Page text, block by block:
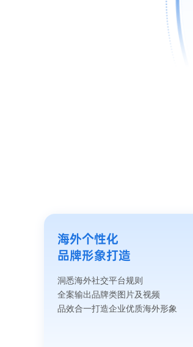
海外个性化
品牌形象打造
洞悉海外社交平台规则
全案输出品牌类图片及视频
品效合一打造企业优质海外形象